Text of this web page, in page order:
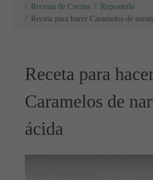
Recetas de Cocina
Repostería
Receta para hacer Caramelos de
Receta para
Caramelos de
ácida